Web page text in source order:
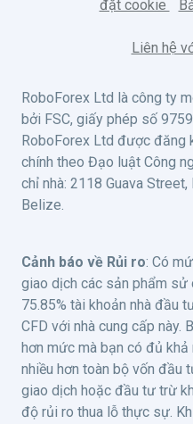
đặt cookie
Liên hệ
RoboForex Ltd là công ty
bởi FSC, giấy phép số
RoboForex Ltd được đăng
chính theo Đạo luật Công
chỉ nhà: 2118 Guava
Belize.
Cảnh báo về Rủi ro: Có
giao dịch các sản phẩm sử
75.85% tài khoản nhà đầu
CFD với nhà cung cấp này.
hơn mức mà bạn có đủ
nhiều hơn toàn bộ vốn đầu
giao dịch hoặc đầu tư trừ
độ rủi ro thua lỗ thực sự.